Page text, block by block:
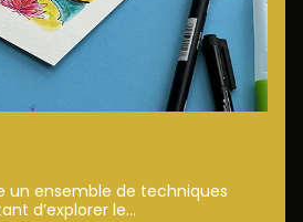
un ensemble de techniques
d’explorer le...